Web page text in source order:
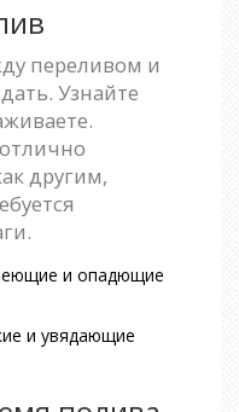
переливом и
Узнайте
другим,
и опадющие
и увядающие